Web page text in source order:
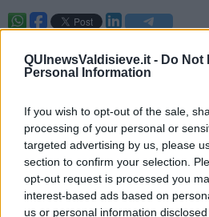
QUInewsValdisieve.it - Do Not
Personal Information
If you wish to opt-out of the sale,
processing of your personal or
targeted advertising by us, please
section to confirm your selection.
opt-out request is processed you
interest-based ads based on
us or personal information
Regione Toscana ha stanziato17
Aziende del sistema sanitario regionale
In totale, si tratta di1.863 attrezzature
laboratorio come cappe, congelatori,
radiografia portatile o sistemi per il